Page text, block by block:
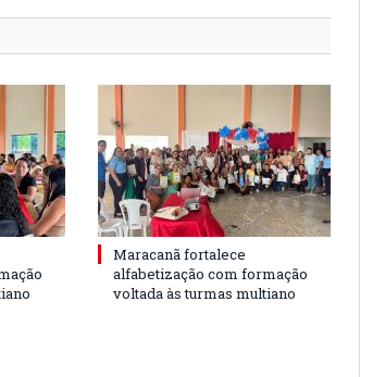
Maracanã fortalece
alfabetização com formação
voltada às turmas multiano